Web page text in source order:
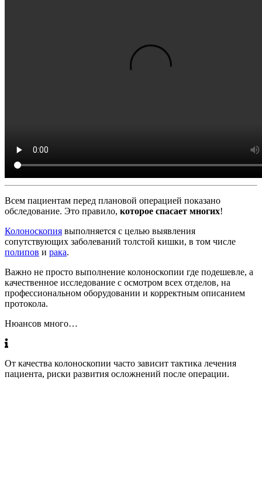
Всем пациентам перед плановой операцией показано
обследование. Это правило, которое спасает многих!
Колоноскопия выполняется с целью выявления
сопутствующих заболеваний толстой кишки, в том числе
полипов и рака.
Важно не просто выполнение колоноскопии где подешевле, а
качественное исследование с осмотром всех отделов, на
профессиональном оборудовании и корректным описанием
протокола.
Нюансов много…
От качества колоноскопии часто зависит тактика лечения
пациента, риски развития осложнений после операции.